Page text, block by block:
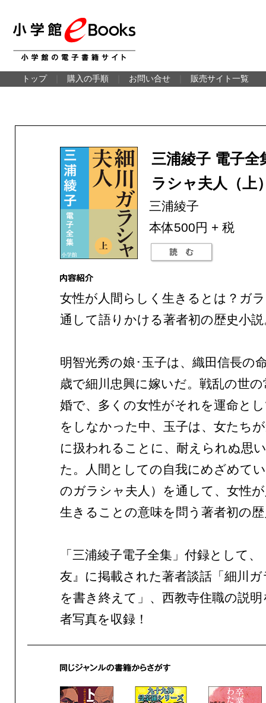
トップ 購入の手順 お問い合せ 販売サイト一覧
三浦綾子 電子
ラシャ夫人（上
三浦綾子
本体500円 + 税
女性が人間らしく生きるとは？ガ
通して語りかける著者初の歴史小説
明智光秀の娘･玉子は、織田信長の
歳で細川忠興に嫁いだ。戦乱の世
婚で、多くの女性がそれを運命と
をしなかった中、玉子は、女たち
に扱われることに、耐えられぬ思
た。人間としての自我にめざめて
のガラシャ夫人）を通して、女性
生きることの意味を問う著者初の
「三浦綾子電子全集」付録として
友』に掲載された著者談話「細川
を書き終えて」、西教寺住職の説
者写真を収録！